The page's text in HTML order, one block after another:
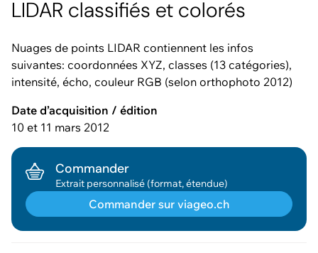
LIDAR classifiés et colorés
Nuages de points LIDAR contiennent les infos
suivantes: coordonnées XYZ, classes (13 catégories),
intensité, écho, couleur RGB (selon orthophoto 2012)
Date d’acquisition / édition
10 et 11 mars 2012
Commander
Extrait personnalisé (format, étendue)
Commander sur viageo.ch